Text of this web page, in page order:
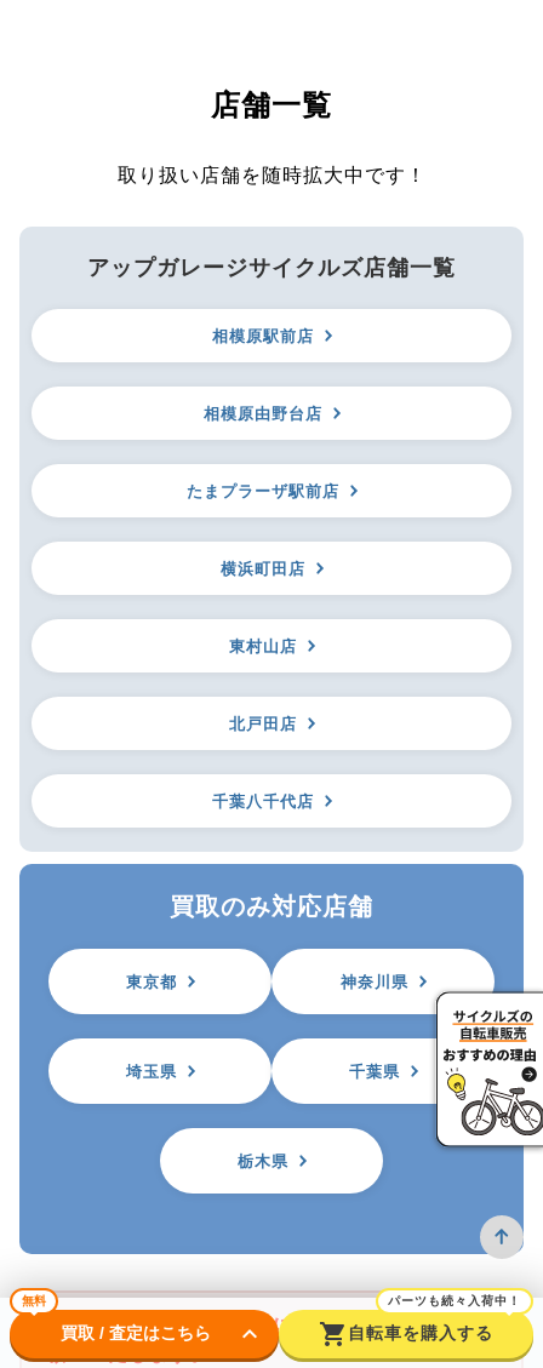
店舗一覧
取り扱い店舗を随時拡大中です！
アップガレージサイクルズ店舗一覧
相模原駅前店
相模原由野台店
たまプラーザ駅前店
横浜町田店
東村山店
北戸田店
千葉八千代店
買取のみ対応店舗
東京都 神奈川県
埼玉県 千葉県
栃木県
※自転車を買取に出す前に防犯登録の抹消をお
願いいたします。
無料
買取 / 査定はこちら keyboard_arrow_down shopping_cart
パーツも続々入荷中！
自転車を購入する